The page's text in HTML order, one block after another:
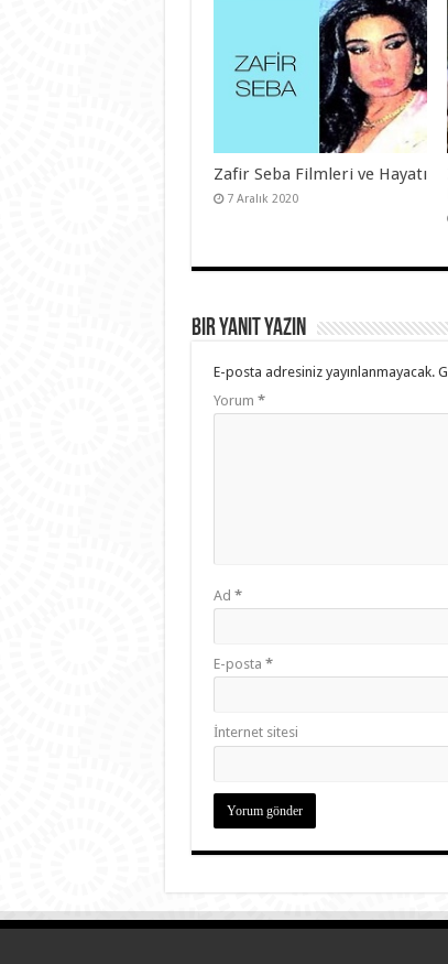
Zafir Seba Filmleri ve Hayatı
7 Aralık 2020
Bir yanıt yazın
E-posta adresiniz yayınlanmayacak.
Yorum *
Ad *
E-posta *
İnternet sitesi